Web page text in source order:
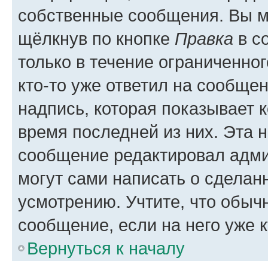
собственные сообщения. Вы
щёлкнув по кнопке Правка в
только в течение
кто-то уже ответил на
надпись, которая показывает
время последней из них. Эта
сообщение редактировал
могут сами написать о
усмотрению. Учтите, что
сообщение, если на него уже
Вернуться к началу